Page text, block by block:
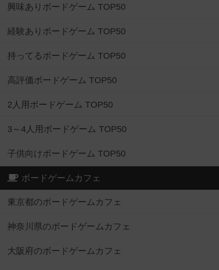
興味ありボードゲーム TOP50
経験ありボードゲーム TOP50
持ってるボードゲーム TOP50
高評価ボードゲーム TOP50
2人用ボードゲーム TOP50
3～4人用ボードゲーム TOP50
子供向けボードゲーム TOP50
ボードゲームカフェ
東京都のボードゲームカフェ
神奈川県のボードゲームカフェ
大阪府のボードゲームカフェ